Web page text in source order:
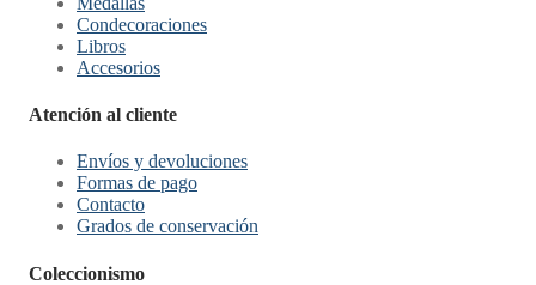
Condecoraciones
Libros
Accesorios
Atención al cliente
Envíos y devoluciones
Formas de pago
Contacto
Grados de conservación
Coleccionismo